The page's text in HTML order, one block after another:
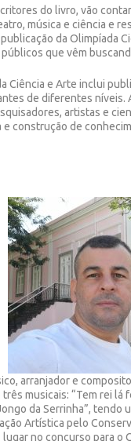
do livro, vão
música e ciência e
da Olimpíada
que vêm
Ciência e Arte inclui
de diferentes
artistas e
construção de
arranjador e
musicais: “Tem rei lá
da Serrinha”,
Artística pelo
lugar no concurso para